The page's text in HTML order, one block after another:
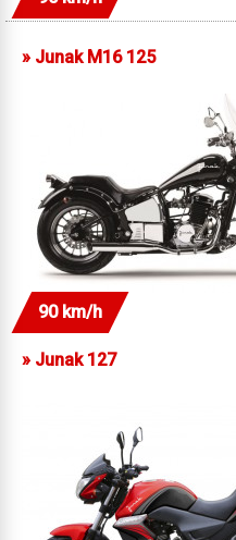
» Junak M16 125
90 km/h
» Junak 127